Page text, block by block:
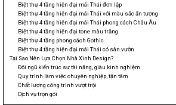
Biệt thự 4 tầng hiện đại mái Thái đơn lập
Biệt thự 4 tầng hiện đại mái Thái với màu sắc ấn tượng
Biệt thự 4 tầng hiện đại mái Thái phong cách Châu Âu
Biệt thự 4 tầng hiện đại tone màu trắng
Biệt thự 4 tầng phong cách Gothic
Biệt thự 4 tầng hiện đại mái Thái có sân vườn
Tại Sao Nên Lựa Chọn Nhà Xinh Design?
Đội ngũ kiến trúc sư tài năng, giàu kinh nghiệm
Quy trình làm việc chuyên nghiệp, tận tâm
Chất lượng công trình vượt trội
Dịch vụ trọn gói